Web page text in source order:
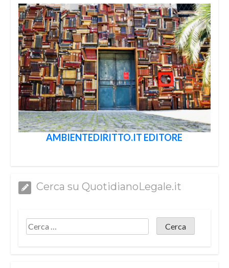
AMBIENTEDIRITTO.IT EDITORE
Cerca su QuotidianoLegale.it